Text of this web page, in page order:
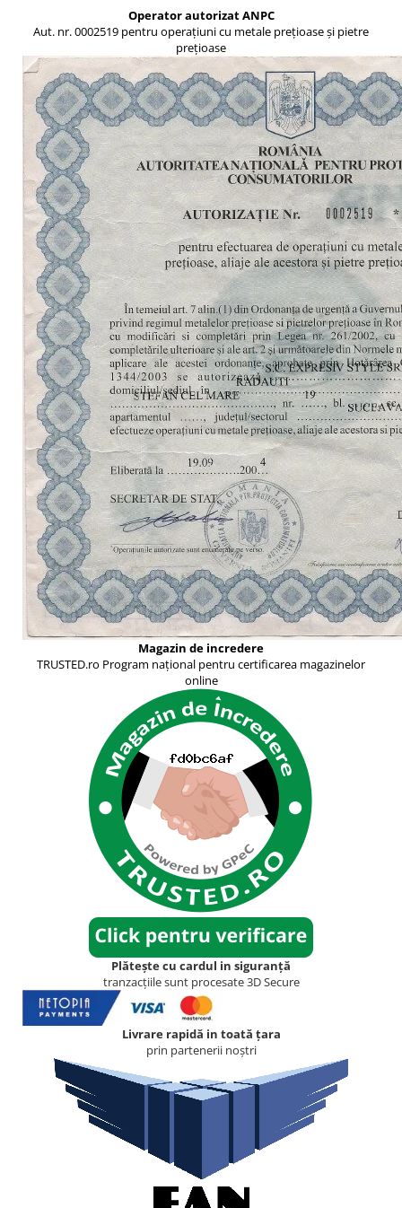
Operator autorizat ANPC
Aut. nr. 0002519 pentru operațiuni cu metale prețioase și pietre
prețioase
Magazin de incredere
TRUSTED.ro Program național pentru certificarea magazinelor
online
Plătește cu cardul in siguranță
tranzacțiile sunt procesate 3D Secure
Livrare rapidă in toată țara
prin partenerii noștri